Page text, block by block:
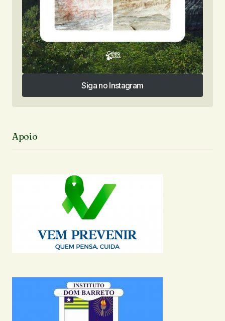
Siga no Instagram
Siga no Instagram
Apoio